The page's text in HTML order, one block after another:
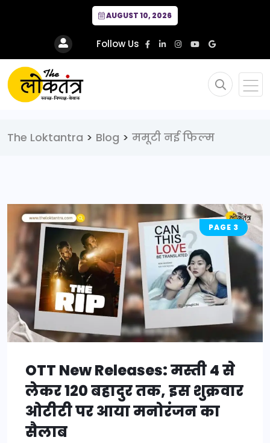
AUGUST 10, 2026
Follow Us
The Loktantra > Blog > ममूटी नई फिल्म
PAGE 3
OTT New Releases: मस्ती 4 से
लेकर 120 बहादुर तक, इस शुक्रवार
ओटीटी पर आया मनोरंजन का
सैलाब